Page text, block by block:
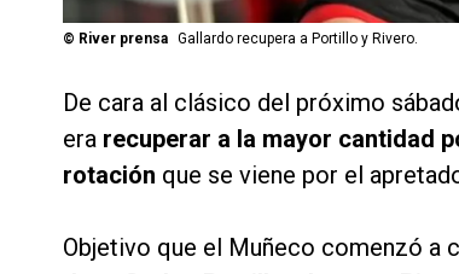
© River prensa Gallardo recupera a Portillo y Rivero.
De cara al clásico del próximo
era recuperar a la mayor cantidad
rotación que se viene por el
Objetivo que el Muñeco comenzó a